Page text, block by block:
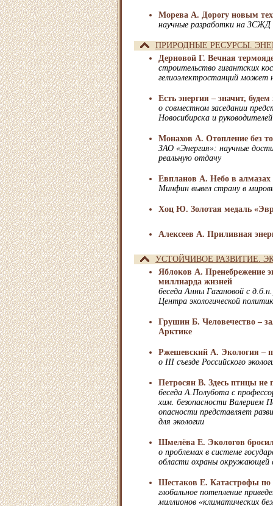
Морева А. Дорогу новым
научные разработки на ЗСЖД
ПРИРОДНЫЕ РЕСУРСЫ.
Дерновой Г. Вечная
строительство гигантских
гелиоэлектростанций может
Есть энергия – значит,
о совместном заседании
Новосибирска и
Монахов А. Отопление без
ЗАО «Энергия»: научные
реальную отдачу
Евпланов А. Небо в алмазах
Минфин вывел страну в
Хоц Ю. Золотая медаль
Алексеев А. Приливная
УСТОЙЧИВОЕ РАЗВИТИЕ.
Яблоков А. Пренебрежение
миллиарда жизней
беседа Анны Гагановой с
Центра экологической
Грушин Б. Человечество –
Арктике
Ржешевский А. Экология –
о III съезде Российского
Петросян В. Здесь птицы не
беседа А.Полубота с
хим. безопасности Валерием
опасности представляет
для экологии
Шмелёва Е. Экологов
о проблемах в системе
области охраны окружающей
Шестаков Е. Катастрофы по
глобальное потепление
миллионов «климатических